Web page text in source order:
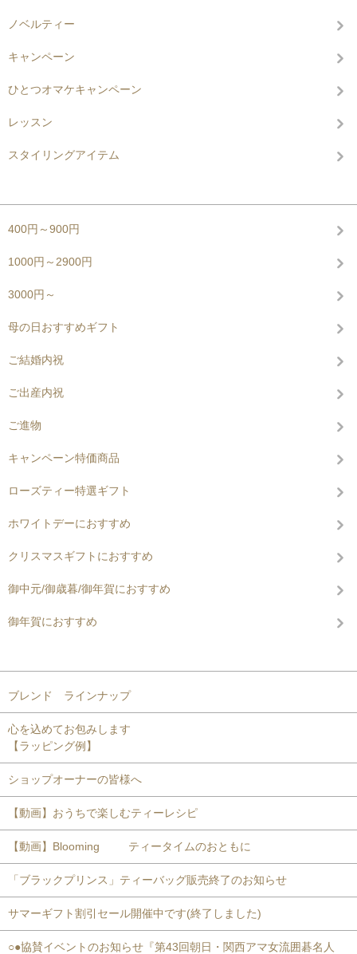
ノベルティー
キャンペーン
ひとつオマケキャンペーン
レッスン
スタイリングアイテム
400円～900円
1000円～2900円
3000円～
母の日おすすめギフト
ご結婚内祝
ご出産内祝
ご進物
キャンペーン特価商品
ローズティー特選ギフト
ホワイトデーにおすすめ
クリスマスギフトにおすすめ
御中元/御歳暮/御年賀におすすめ
御年賀におすすめ
ブレンド ラインナップ
心を込めてお包みします
【ラッピング例】
ショップオーナーの皆様へ
【動画】おうちで楽しむティーレシピ
【動画】Blooming ティータイムのおともに
「ブラックプリンス」ティーバッグ販売終了のお知らせ
サマーギフト割引セール開催中です(終了しました)
○●協賛イベントのお知らせ『第43回朝日・関西アマ女流囲碁名人